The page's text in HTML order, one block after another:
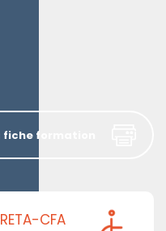
CFA
formation